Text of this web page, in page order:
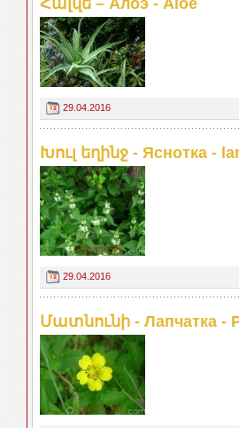
29.04.2016
Խուլ եղինջ - Яснотка -
29.04.2016
Մատնունի - Лапчатка -